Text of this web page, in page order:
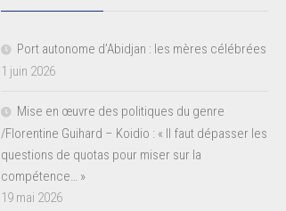
Port autonome d’Abidjan : les mères célébrées
1 juin 2026
Mise en œuvre des politiques du genre
/Florentine Guihard – Koidio : « Il faut dépasser les
questions de quotas pour miser sur la
compétence… »
19 mai 2026